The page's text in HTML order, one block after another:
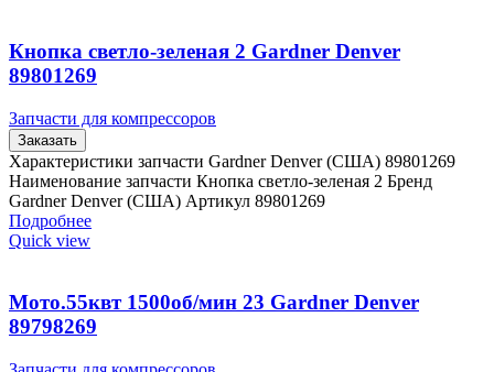
Кнопка светло-зеленая 2 Gardner Denver
89801269
Запчасти для компрессоров
Заказать
Характеристики запчасти Gardner Denver (США) 89801269
Наименование запчасти Кнопка светло-зеленая 2 Бренд
Gardner Denver (США) Артикул 89801269
Подробнее
Quick view
Мото.55квт 1500об/мин 23 Gardner Denver
89798269